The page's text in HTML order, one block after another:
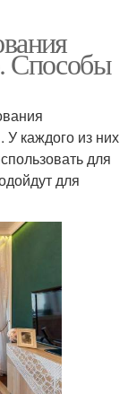
Способы
У каждого из них
для
для